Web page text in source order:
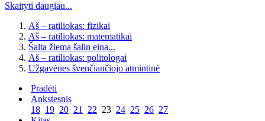
Skaityti daugiau...
Aš – ratiliokas: fizikai
Aš – ratiliokas: matematikai
Šalta žiema šalin eina...
Aš – ratiliokas: politologai
Užgavėnes švenčiančiojo atmintinė
Pradėti
Ankstesnis
18 19 20 21 22 23 24 25 26 27